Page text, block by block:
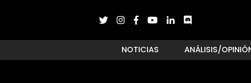
NOTICIAS ANÁLISIS/